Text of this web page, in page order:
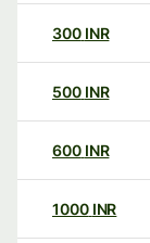
300 INR
500 INR
600 INR
1000 INR